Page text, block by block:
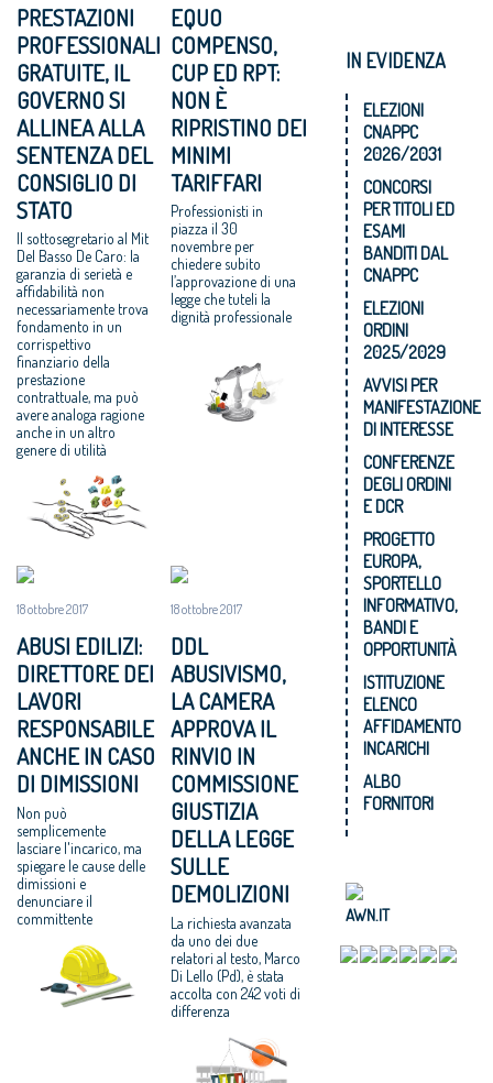
PRESTAZIONI
PROFESSIONALI
GRATUITE, IL
GOVERNO SI
ALLINEA ALLA
SENTENZA DEL
CONSIGLIO DI
STATO
Il sottosegretario al Mit
Del Basso De Caro: la
garanzia di serietà e
affidabilità non
necessariamente trova
fondamento in un
corrispettivo
finanziario della
prestazione
contrattuale, ma può
avere analoga ragione
anche in un altro
genere di utilità
EQUO
COMPENSO,
CUP ED RPT:
NON È
RIPRISTINO DEI
MINIMI
TARIFFARI
Professionisti in
piazza il 30
novembre per
chiedere subito
l’approvazione di una
legge che tuteli la
dignità professionale
18 ottobre 2017
ABUSI EDILIZI:
DIRETTORE DEI
LAVORI
RESPONSABILE
ANCHE IN CASO
DI DIMISSIONI
Non può
semplicemente
lasciare l'incarico, ma
spiegare le cause delle
dimissioni e
denunciare il
committente
18 ottobre 2017
DDL
ABUSIVISMO,
LA CAMERA
APPROVA IL
RINVIO IN
COMMISSIONE
GIUSTIZIA
DELLA LEGGE
SULLE
DEMOLIZIONI
La richiesta avanzata
da uno dei due
relatori al testo, Marco
Di Lello (Pd), è stata
accolta con 242 voti di
differenza
IN EVIDENZA
ELEZIONI
CNAPPC
2026/2031
CONCORSI
PER TITOLI ED
ESAMI
BANDITI DAL
CNAPPC
ELEZIONI
ORDINI
2025/2029
AVVISI PER
MANIFESTAZIONE
DI INTERESSE
CONFERENZE
DEGLI ORDINI
E DCR
PROGETTO
EUROPA,
SPORTELLO
INFORMATIVO,
BANDI E
OPPORTUNITÀ
ISTITUZIONE
ELENCO
AFFIDAMENTO
INCARICHI
ALBO
FORNITORI
AWN.IT